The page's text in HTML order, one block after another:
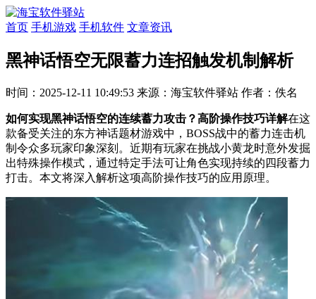
首页 手机游戏 手机软件 文章资讯
黑神话悟空无限蓄力连招触发机制解析
时间：2025-12-11 10:49:53 来源：海宝软件驿站 作者：佚名
如何实现黑神话悟空的连续蓄力攻击？高阶操作技巧详解在这
款备受关注的东方神话题材游戏中，BOSS战中的蓄力连击机
制令众多玩家印象深刻。近期有玩家在挑战小黄龙时意外发掘
出特殊操作模式，通过特定手法可让角色实现持续的四段蓄力
打击。本文将深入解析这项高阶操作技巧的应用原理。